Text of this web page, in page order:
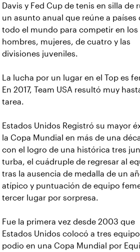
Davis y Fed Cup de tenis en silla de
un asunto anual que reúne a países
todo el mundo para competir en los
hombres, mujeres, de cuatro y las
divisiones juveniles.
La lucha por un lugar en el Top es
En 2017, Team USA resultó muy
tarea.
Estados Unidos Registró su mayor
la Copa Mundial en más de una
con el logro de una histórica tres
turba, el cuádruple de regresar al
tras la ausencia de medalla de un
atípico y puntuación de equipo
tercer lugar por sorpresa.
Fue la primera vez desde 2003 que
Estados Unidos colocó a tres
podio en una Copa Mundial por